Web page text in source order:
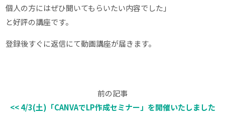
個人の方にはぜひ聞いてもらいたい内容でした」
と好評の講座です。
登録後すぐに返信にて動画講座が届きます。
前の記事
<< 4/3(土)「CANVAでLP作成セミナー」を開催いたしました